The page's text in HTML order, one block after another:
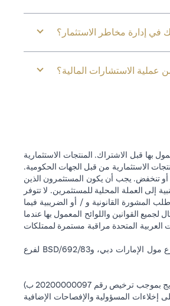
في إدارة مخاطر الاستثمار؟
عملية الاستشارات المالية؟
قبل الاشتراك. المنتجات الاستثمارية
الاستثمارية من قبل الجهات الحكومية.
أو تنخفض. يجب أن يكون المستثمرون الذين
العملة المحلية للمستثمرين. لا تتوفر
المشورة القانونية و / أو الضريبية فيما
لجميع القوانين واللوائح المعمول بها عندما
العربية المتحدة مراقبة مستمرة لممتلكات
سيتي بنك إن إيه - الإمارات العربية المتحدة مسجل لدى مصرف الإمارات العربية المتحدة المركزي بموجب أرقام التراخيص BSD/504/83 لفرع الوصل دبي، و13/184/2019 لفرع مول الإمارات دبي، وBSD/692/83 لفرع
سيتي بنك إن إيه الإمارات العربية المتحدة مرخص من هيئة الأوراق المالية والسلع في الإمارات العربية المتحدة ("SCA") للقيام بالنشاط المالي لـ أ) الاستشارات المالية والتعريف والترويج بموجب ترخيص رقم 20200000097 ب)
رقم 20200000198 ج) إدارة المحافظ بموجب ترخيص رقم 20200000240 د) الحفظ بموجب ترخيص رقم 602003. للحصول على إخلاءات المسؤولية والإفصاحات الإضافية